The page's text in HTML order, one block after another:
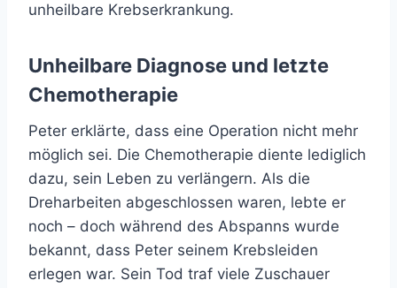
unheilbare Krebserkrankung.
Unheilbare Diagnose und letzte
Chemotherapie
Peter erklärte, dass eine Operation nicht mehr
möglich sei. Die Chemotherapie diente lediglich
dazu, sein Leben zu verlängern. Als die
Dreharbeiten abgeschlossen waren, lebte er
noch – doch während des Abspanns wurde
bekannt, dass Peter seinem Krebsleiden
erlegen war. Sein Tod traf viele Zuschauer